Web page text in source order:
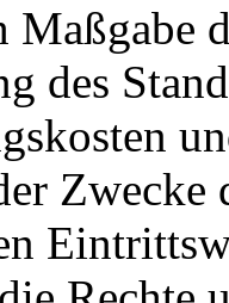
Maßgabe
des
Zwecke